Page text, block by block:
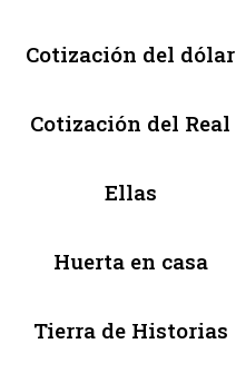
Cotización del dólar
Cotización del Real
Ellas
Huerta en casa
Tierra de Historias